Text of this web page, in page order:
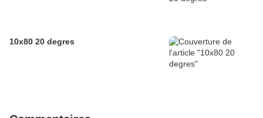
10x80 20 degres